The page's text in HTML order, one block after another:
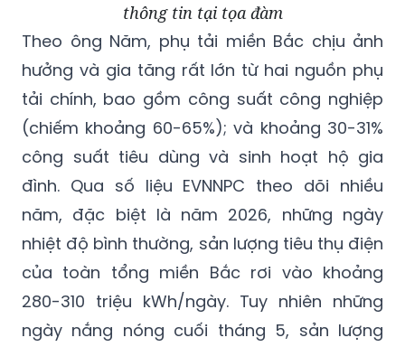
thông tin tại tọa đàm
Theo ông Năm, phụ tải miền Bắc chịu ảnh
hưởng và gia tăng rất lớn từ hai nguồn phụ
tải chính, bao gồm công suất công nghiệp
(chiếm khoảng 60-65%); và khoảng 30-31%
công suất tiêu dùng và sinh hoạt hộ gia
đình. Qua số liệu EVNNPC theo dõi nhiều
năm, đặc biệt là năm 2026, những ngày
nhiệt độ bình thường, sản lượng tiêu thụ điện
của toàn tổng miền Bắc rơi vào khoảng
280-310 triệu kWh/ngày. Tuy nhiên những
ngày nắng nóng cuối tháng 5, sản lượng